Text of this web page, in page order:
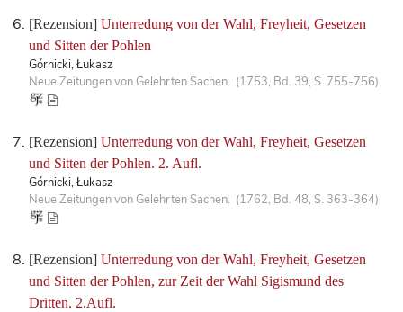
[Rezension] Unterredung von der Wahl, Freyheit, Gesetzen
und Sitten der Pohlen
Górnicki, Łukasz
Neue Zeitungen von Gelehrten Sachen. (1753, Bd. 39, S. 755-756)
[Rezension] Unterredung von der Wahl, Freyheit, Gesetzen
und Sitten der Pohlen. 2. Aufl.
Górnicki, Łukasz
Neue Zeitungen von Gelehrten Sachen. (1762, Bd. 48, S. 363-364)
[Rezension] Unterredung von der Wahl, Freyheit, Gesetzen
und Sitten der Pohlen, zur Zeit der Wahl Sigismund des
Dritten. 2.Aufl.